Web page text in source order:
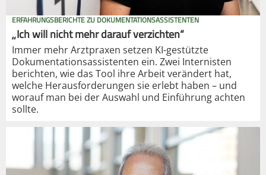
ERFAHRUNGSBERICHTE ZU DOKUMENTATIONSASSISTENTEN
„Ich will nicht mehr darauf verzichten“
Immer mehr Arztpraxen setzen KI-gestützte
Dokumentationsassistenten ein. Zwei Internisten
berichten, wie das Tool ihre Arbeit verändert hat,
welche Herausforderungen sie erlebt haben – und
worauf man bei der Auswahl und Einführung achten
sollte.